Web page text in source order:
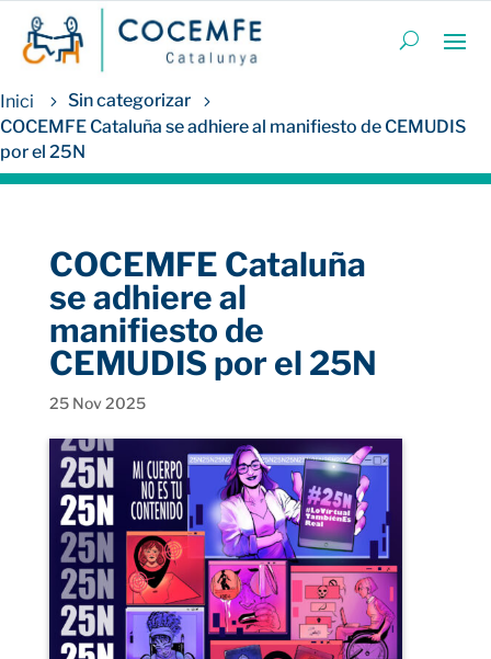
Sin categorizar
COCEMFE Cataluña se adhiere al manifiesto de CEMUDIS
por el 25N
COCEMFE Cataluña
se adhiere al
manifiesto de
CEMUDIS por el 25N
25 Nov 2025